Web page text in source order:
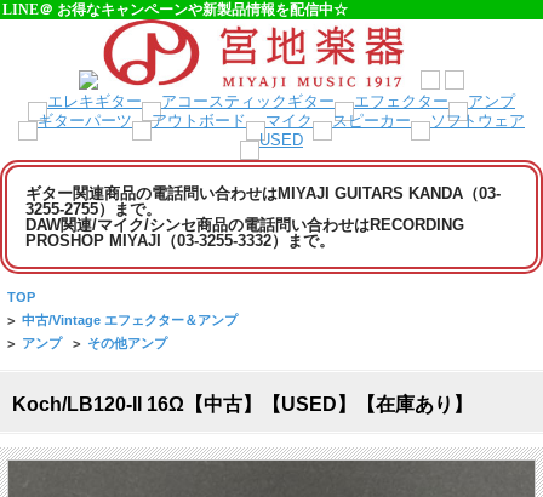
LINE＠ お得なキャンペーンや新製品情報を配信中☆
ギター関連商品の電話問い合わせはMIYAJI GUITARS KANDA（03-
3255-2755）まで。
DAW関連/マイク/シンセ商品の電話問い合わせはRECORDING
PROSHOP MIYAJI（03-3255-3332）まで。
TOP
> 中古/Vintage エフェクター＆アンプ
> アンプ > その他アンプ
Koch/LB120-II 16Ω【中古】【USED】【在庫あり】